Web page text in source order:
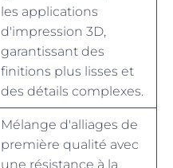
les applications
d'impression 3D,
garantissant des
finitions plus lisses et
des détails complexes.
Mélange d'alliages de
première qualité avec
une résistance à la